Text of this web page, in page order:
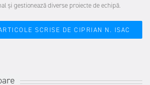
și gestionează diverse proiecte de echipă.
SCRISE DE CIPRIAN N. ISAC